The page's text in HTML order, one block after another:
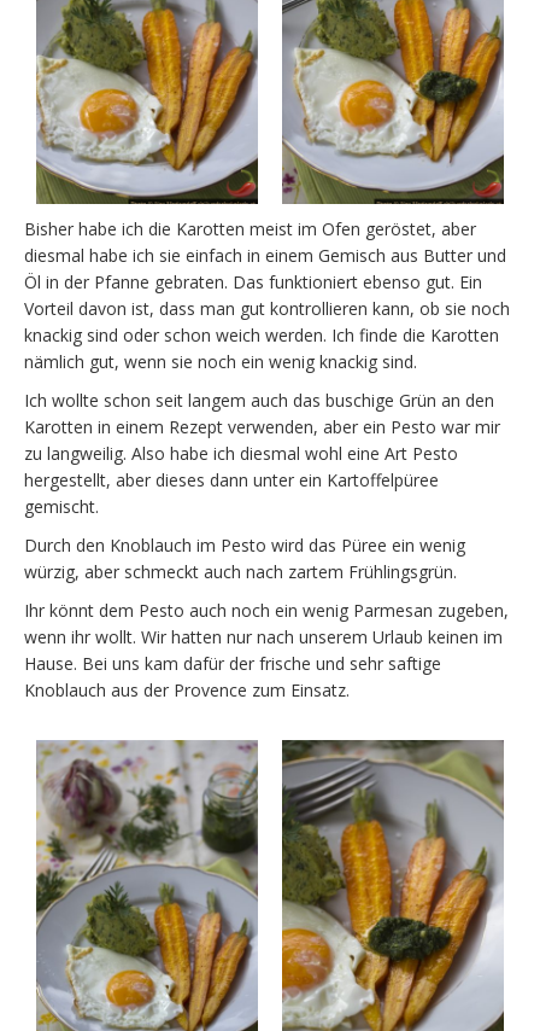
Bisher habe ich die Karotten meist im Ofen geröstet, aber
diesmal habe ich sie einfach in einem Gemisch aus Butter und
Öl in der Pfanne gebraten. Das funktioniert ebenso gut. Ein
Vorteil davon ist, dass man gut kontrollieren kann, ob sie noch
knackig sind oder schon weich werden. Ich finde die Karotten
nämlich gut, wenn sie noch ein wenig knackig sind.
Ich wollte schon seit langem auch das buschige Grün an den
Karotten in einem Rezept verwenden, aber ein Pesto war mir
zu langweilig. Also habe ich diesmal wohl eine Art Pesto
hergestellt, aber dieses dann unter ein Kartoffelpüree
gemischt.
Durch den Knoblauch im Pesto wird das Püree ein wenig
würzig, aber schmeckt auch nach zartem Frühlingsgrün.
Ihr könnt dem Pesto auch noch ein wenig Parmesan zugeben,
wenn ihr wollt. Wir hatten nur nach unserem Urlaub keinen im
Hause. Bei uns kam dafür der frische und sehr saftige
Knoblauch aus der Provence zum Einsatz.